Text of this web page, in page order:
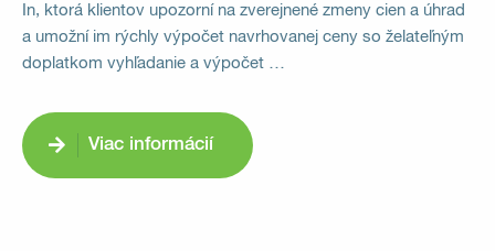
In, ktorá klientov upozorní na zverejnené zmeny cien a úhrad
a umožní im rýchly výpočet navrhovanej ceny so želateľným
doplatkom vyhľadanie a výpočet …
Viac informácií